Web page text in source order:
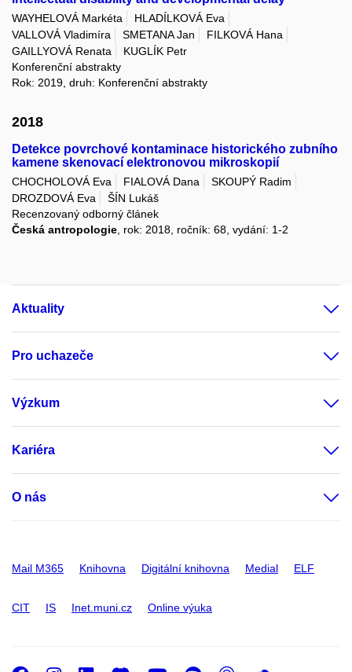
WAYHELOVÁ Markéta
HLADÍLKOVÁ Eva
VALLOVÁ Vladimíra
SMETANA Jan
FILKOVÁ Hana
GAILLYOVÁ Renata
KUGLÍK Petr
Konferenční abstrakty
Rok: 2019, druh: Konferenční abstrakty
2018
Detekce povrchové kontaminace historického zubního
kamene skenovací elektronovou mikroskopií
CHOCHOLOVÁ Eva FIALOVÁ Dana
SKOUPÝ Radim
DROZDOVÁ Eva
ŠÍN Lukáš
Recenzovaný odborný článek
Česká antropologie, rok: 2018, ročník: 68, vydání: 1-2
Aktuality
Pro uchazeče
Výzkum
Kariéra
O nás
Mail M365 Knihovna Digitální knihovna Medial ELF
CIT IS Inet.muni.cz Online výuka